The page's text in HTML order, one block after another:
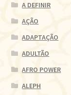
A DEFINIR
AÇÃO
ADAPTAÇÃO
ADULTÃO
AFRO POWER
ALEPH